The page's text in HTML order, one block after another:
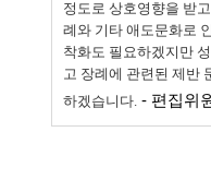
정도로 상호영향을 받
례와 기타 애도문화로
착화도 필요하겠지만
고 장례에 관련된 제반
하겠습니다. - 편집위